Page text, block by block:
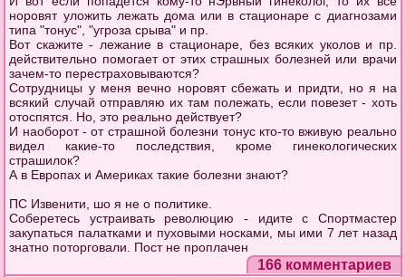
норовят уложить лежать дома или в стационаре с диагнозами
типа "тонус", "угроза срыва" и пр.
Вот скажите - лежание в стационаре, без всяких уколов и пр.
действительно помогает от этих страшных болезней или врачи
зачем-то перестраховываются?
Сотрудницы у меня вечно норовят сбежать и придти, но я на
всякий случай отправляю их там полежать, если повезет - хоть
отоспятся. Но, это реально действует?
И наоборот - от страшной болезни тонус кто-то вживую реально
видел какие-то последствия, кроме гинекологических
страшилок?
А в Европах и Америках такие болезни знают?
ПС Извенити, шо я не о политике.
Соберетесь устраивать революцию - идите с Спортмастер
закупаться палатками и пуховыми носками, мы ими 7 лет назад
знатно поторговали. Пост не проплачен
166 комментариев